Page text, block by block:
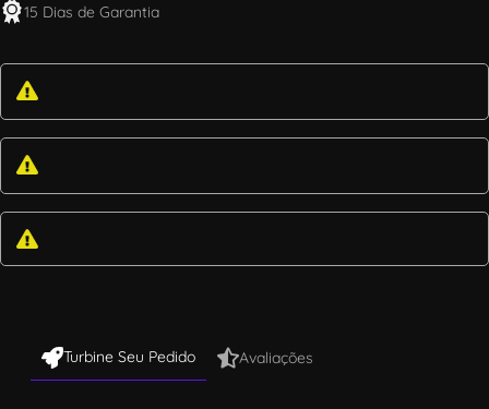
15 Dias de Garantia
Turbine Seu Pedido Avaliações